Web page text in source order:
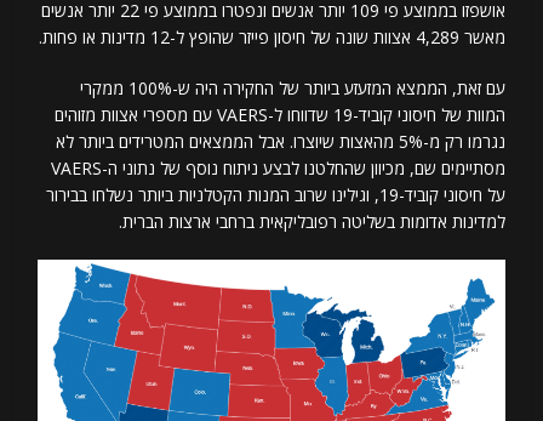
אושפזו בממוצע פי 109 יותר אנשים ונפטרו בממוצע פי 22 יותר אנשים
מאשר 4,289 אצוות שונה של חיסון פייזר שהופץ ל-12 מדינות או פחות.
עם זאת, הממצא המזעזע ביותר של החקירה היה ש-100% ממקרי
המוות של חיסוני קוביד-19 שדווחו ל-VAERS עם מספרי אצוות מזוהים
נגרמו רק מ-5% מהאצות שיוצרו. אבל הממצאים המטרידים ביותר לא
מסתיימים שם, מכיוון שהחלטנו לבצע ניתוח נוסף של נתוני ה-VAERS
על חיסוני קוביד-19, וגילינו שרוב המנות הקטלניות ביותר נשלחו בבירור
למדינות אדומות בשליטה רפובליקאית ברחבי ארצות הברית.